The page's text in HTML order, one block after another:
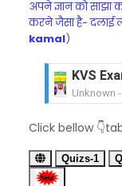
अपने ज्ञान को साझा
करने जैसा है- दलाई
kamal)
KVS
Unknown -
Unknown
KVS
Unknown
Click bellow
Quizs-1